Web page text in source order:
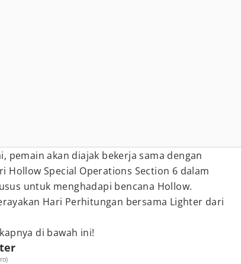
pemain akan diajak bekerja sama dengan
Hollow Special Operations Section 6 dalam
untuk menghadapi bencana Hollow.
Hari Perhitungan bersama Lighter dari
di bawah ini!